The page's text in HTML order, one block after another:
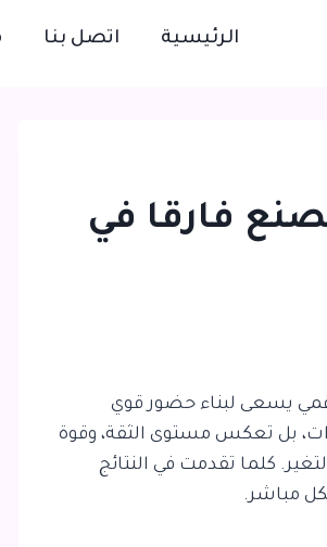
الرئيسية اتصل بنا
فارقا في
يسعى لبناء حضور قوي
بل تعكس مستوى الثقة، وقوة
كلما تقدمت في النتائج
مباشر.